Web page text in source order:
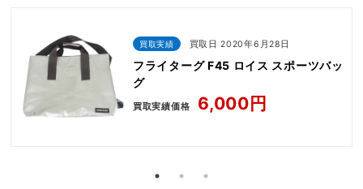
買取実績 買取日 2020年6月28日
フライターグ F45 ロイス スポーツバッ
グ
買取実績価格 6,000円